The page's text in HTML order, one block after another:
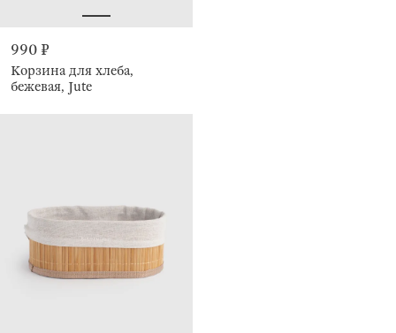
990 ₽
Корзина для хлеба,
бежевая, Jute